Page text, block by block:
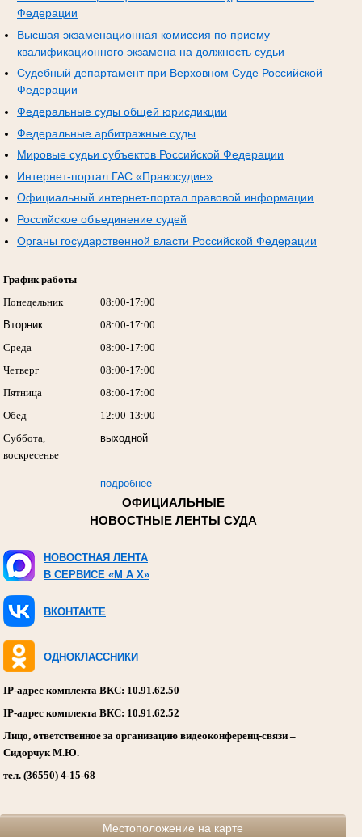
Федерации
Высшая экзаменационная комиссия по приему
квалификационного экзамена на должность судьи
Судебный департамент при Верховном Суде Российской
Федерации
Федеральные суды общей юрисдикции
Федеральные арбитражные суды
Мировые судьи субъектов Российской Федерации
Интернет-портал ГАС «Правосудие»
Официальный интернет-портал правовой информации
Российское объединение судей
Органы государственной власти Российской Федерации
График работы
Понедельник
08:00-17:00
Вторник
08:00-17:00
Среда
08:00-17:00
Четверг
08:00-17:00
Пятница
08:00-17:00
Обед
12:00-13:00
Суббота,
воскресенье
выходной
подробнее
ОФИЦИАЛЬНЫЕ
НОВОСТНЫЕ ЛЕНТЫ СУДА
НОВОСТНАЯ ЛЕНТА
В СЕРВИСЕ «M A X»
ВКОНТАКТЕ
ОДНОКЛАССНИКИ
IP-адрес комплекта ВКС: 10.91.62.50
IP-адрес комплекта ВКС: 10.91.62.52
Лицо, ответственное за организацию видеоконференц-связи –
Сидорчук М.Ю.
тел. (36550) 4-15-68
Местоположение на карте